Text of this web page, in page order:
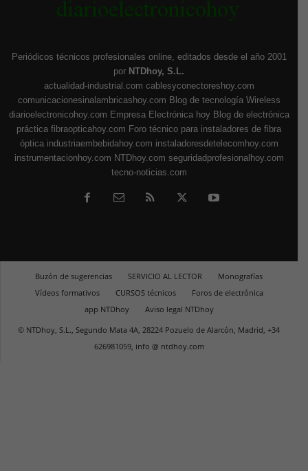
Periódicos técnicos profesionales online, editados desde el año 2001
por NTDhoy, S.L.
actualidad-industrial.com cablesyconectoreshoy.com
comunicacionesinalambricashoy.com Blog de tecnología Wireless
diarioelectronicohoy.com Empresa Electrónica hoy Blog de electrónica
práctica fibraopticahoy.com Foro técnico para instaladores de fibra
óptica industriaembebidahoy.com instaladoresdetelecomhoy.com
instrumentacionhoy.com NTDhoy.com seguridadprofesionalhoy.com
tecno-noticias.com
Buzón de sugerencias SERVICIO AL LECTOR
Monografías
Vídeos formativos
CURSOS técnicos
Foros de electrónica
app NTDhoy
Aviso legal NTDhoy
© NTDhoy, S.L., Segundo Mata 4A, 28224 Pozuelo de Alarcón, Madrid, +34
626981059, info @ ntdhoy.com